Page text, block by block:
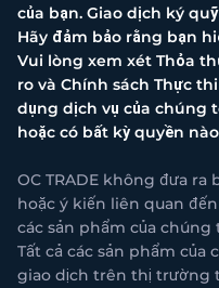
của bạn. Giao dịch ký
Hãy đảm bảo rằng bạn
Vui lòng xem xét Thỏa
ro và Chính sách Thực
dụng dịch vụ của chúng
hoặc có bất kỳ quyền
OC TRADE không đưa
hoặc ý kiến liên quan
các sản phẩm của chúng
Tất cả các sản phẩm
giao dịch trên thị trường